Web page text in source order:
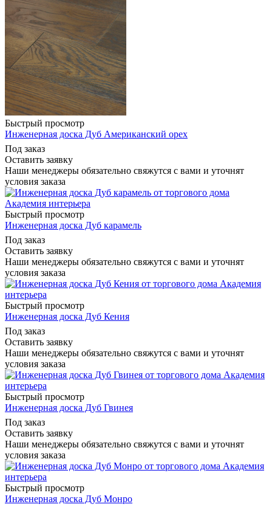
Быстрый просмотр
Инженерная доска Дуб Американский орех
Под заказ
Оставить заявку
Наши менеджеры обязательно свяжутся с вами и уточнят
условия заказа
Быстрый просмотр
Инженерная доска Дуб карамель
Под заказ
Оставить заявку
Наши менеджеры обязательно свяжутся с вами и уточнят
условия заказа
Быстрый просмотр
Инженерная доска Дуб Кения
Под заказ
Оставить заявку
Наши менеджеры обязательно свяжутся с вами и уточнят
условия заказа
Быстрый просмотр
Инженерная доска Дуб Гвинея
Под заказ
Оставить заявку
Наши менеджеры обязательно свяжутся с вами и уточнят
условия заказа
Быстрый просмотр
Инженерная доска Дуб Монро